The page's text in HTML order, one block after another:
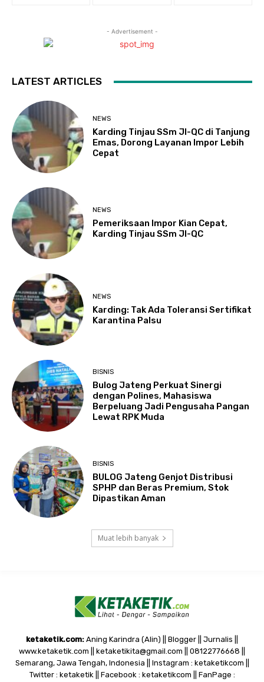
- Advertisement -
LATEST ARTICLES
NEWS
Karding Tinjau SSm JI-QC di Tanjung
Emas, Dorong Layanan Impor Lebih
Cepat
NEWS
Pemeriksaan Impor Kian Cepat,
Karding Tinjau SSm JI-QC
NEWS
Karding: Tak Ada Toleransi Sertifikat
Karantina Palsu
BISNIS
Bulog Jateng Perkuat Sinergi
dengan Polines, Mahasiswa
Berpeluang Jadi Pengusaha Pangan
Lewat RPK Muda
BISNIS
BULOG Jateng Genjot Distribusi
SPHP dan Beras Premium, Stok
Dipastikan Aman
Muat lebih banyak
ketaketik.com: Aning Karindra (Alin) || Blogger || Jurnalis ||
www.ketaketik.com || ketaketikita@gmail.com || 08122776668 ||
Semarang, Jawa Tengah, Indonesia || Instagram : ketaketikcom ||
Twitter : ketaketik || Facebook : ketaketikcom || FanPage :